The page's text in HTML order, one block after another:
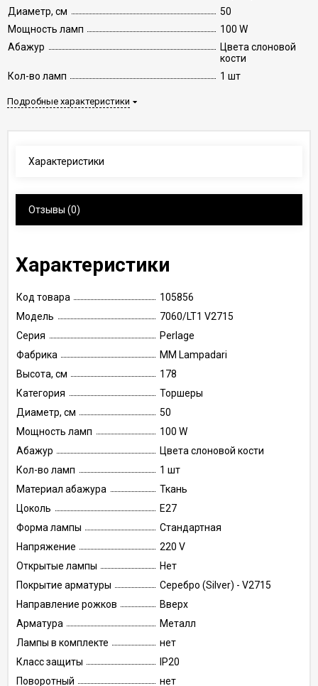
Диаметр, см
50
Мощность ламп
100 W
Абажур
Цвета слоновой
кости
Кол-во ламп
1 шт
Подробные характеристики
Характеристики
Отзывы (0)
Характеристики
Код товара
105856
Модель
7060/LT1 V2715
Серия
Perlage
Фабрика
MM Lampadari
Высота, см
178
Категория
Торшеры
Диаметр, см
50
Мощность ламп
100 W
Абажур
Цвета слоновой кости
Кол-во ламп
1 шт
Материал абажура
Ткань
Цоколь
E27
Форма лампы
Стандартная
Напряжение
220 V
Открытые лампы
Нет
Покрытие арматуры
Серебро (Silver) - V2715
Направление рожков
Вверх
Арматура
Металл
Лампы в комплекте
нет
Класс защиты
IP20
Поворотный
нет